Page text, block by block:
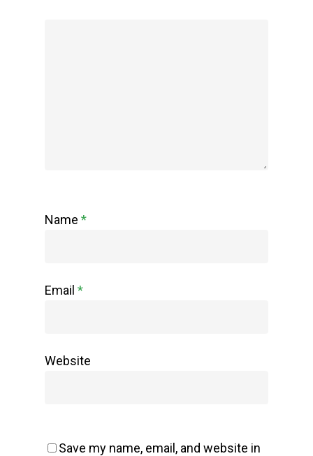
Name *
Email *
Website
Save my name, email, and website in